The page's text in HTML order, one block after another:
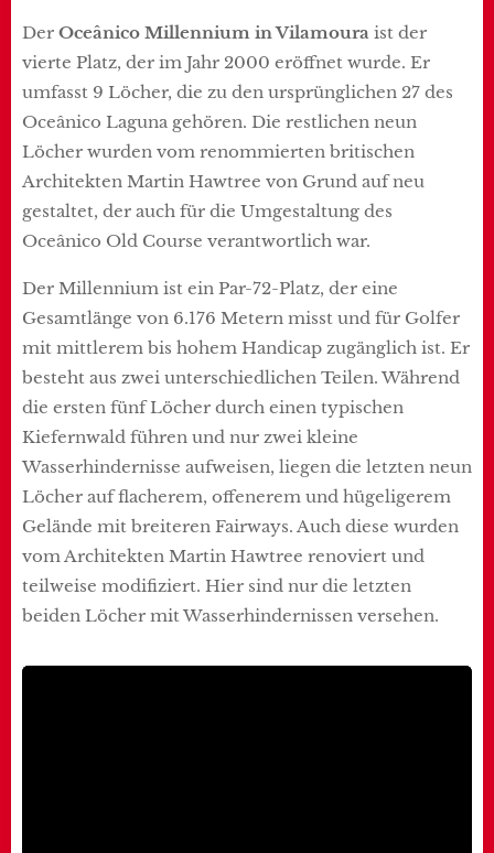
Der Oceânico Millennium in Vilamoura ist der
vierte Platz, der im Jahr 2000 eröffnet wurde. Er
umfasst 9 Löcher, die zu den ursprünglichen 27 des
Oceânico Laguna gehören. Die restlichen neun
Löcher wurden vom renommierten britischen
Architekten Martin Hawtree von Grund auf neu
gestaltet, der auch für die Umgestaltung des
Oceânico Old Course verantwortlich war.
Der Millennium ist ein Par-72-Platz, der eine
Gesamtlänge von 6.176 Metern misst und für Golfer
mit mittlerem bis hohem Handicap zugänglich ist. Er
besteht aus zwei unterschiedlichen Teilen. Während
die ersten fünf Löcher durch einen typischen
Kiefernwald führen und nur zwei kleine
Wasserhindernisse aufweisen, liegen die letzten neun
Löcher auf flacherem, offenerem und hügeligerem
Gelände mit breiteren Fairways. Auch diese wurden
vom Architekten Martin Hawtree renoviert und
teilweise modifiziert. Hier sind nur die letzten
beiden Löcher mit Wasserhindernissen versehen.